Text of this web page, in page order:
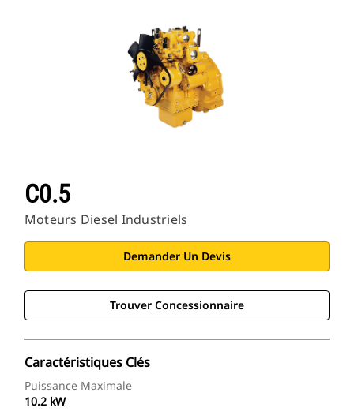
C0.5
Moteurs Diesel Industriels
Demander Un Devis
Trouver Concessionnaire
Caractéristiques Clés
Puissance Maximale
10.2 kW